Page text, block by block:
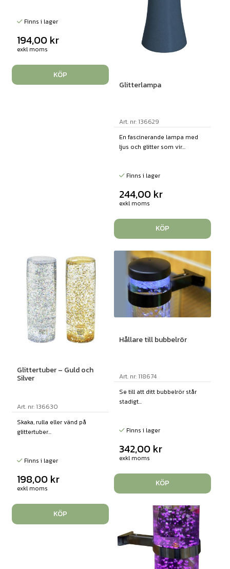
Finns i lager
194,00 kr
exkl moms
KÖP
Glitterlampa
Art. nr: 136629
En fascinerande lampa med
ljus och glitter som vir...
Finns i lager
244,00 kr
exkl moms
KÖP
Glittertuber – Guld och
Silver
Art. nr: 136630
Skaka, rulla eller vänd på
glittertuber...
Finns i lager
198,00 kr
exkl moms
KÖP
Hållare till bubbelrör
Art. nr: 118674
Se till att ditt bubbelrör står
stadigt...
Finns i lager
342,00 kr
exkl moms
KÖP